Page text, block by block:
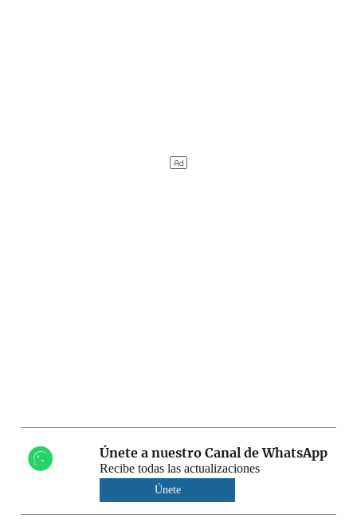
Únete a nuestro Canal de WhatsApp
Recibe todas las actualizaciones
Únete